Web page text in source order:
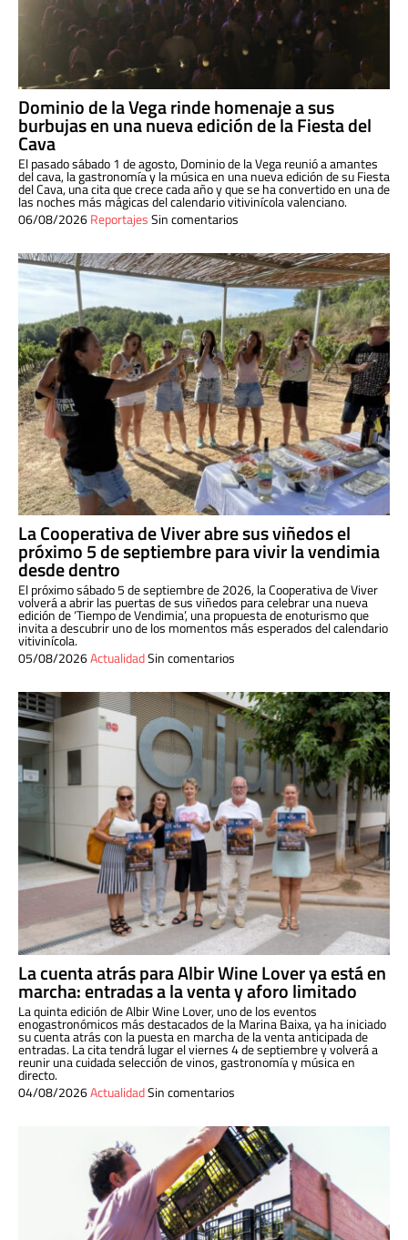
Dominio de la Vega rinde homenaje a sus
burbujas en una nueva edición de la Fiesta del
Cava
El pasado sábado 1 de agosto, Dominio de la Vega reunió a amantes
del cava, la gastronomía y la música en una nueva edición de su Fiesta
del Cava, una cita que crece cada año y que se ha convertido en una de
las noches más mágicas del calendario vitivinícola valenciano.
06/08/2026ReportajesSin comentarios
La Cooperativa de Viver abre sus viñedos el
próximo 5 de septiembre para vivir la vendimia
desde dentro
El próximo sábado 5 de septiembre de 2026, la Cooperativa de Viver
volverá a abrir las puertas de sus viñedos para celebrar una nueva
edición de ‘Tiempo de Vendimia’, una propuesta de enoturismo que
invita a descubrir uno de los momentos más esperados del calendario
vitivinícola.
05/08/2026ActualidadSin comentarios
La cuenta atrás para Albir Wine Lover ya está en
marcha: entradas a la venta y aforo limitado
La quinta edición de Albir Wine Lover, uno de los eventos
enogastronómicos más destacados de la Marina Baixa, ya ha iniciado
su cuenta atrás con la puesta en marcha de la venta anticipada de
entradas. La cita tendrá lugar el viernes 4 de septiembre y volverá a
reunir una cuidada selección de vinos, gastronomía y música en
directo.
04/08/2026ActualidadSin comentarios